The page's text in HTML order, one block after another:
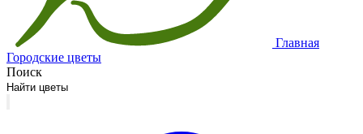
Главная
Городские цветы
Поиск